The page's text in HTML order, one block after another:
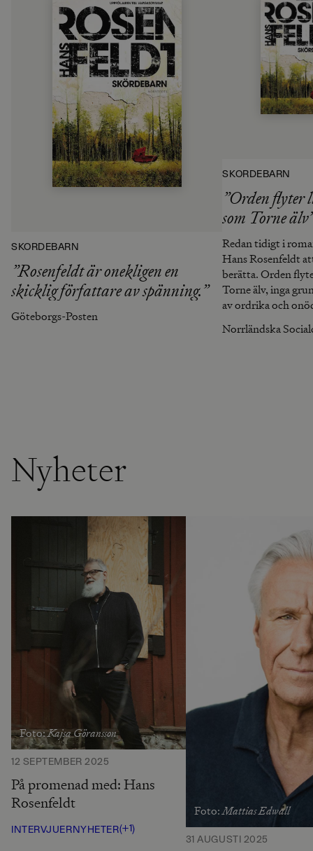
SKÖRDEBARN
”Rosenfeldt är onekligen en
skicklig författare av spänning.”
Göteborgs-Posten
SKÖRDEBARN
”Orden
som Torne
Redan tidigt i
Hans Rosenfeldt
berätta. Orden
Torne älv, inga
av ordrika och
miljöskildringar.
Haparanda och
Norrländska
Nyheter
Foto:Kajsa Göransson
12 SEPTEMBER 2025
På promenad med: Hans
Rosenfeldt
INTERVJUER NYHETER(+1)
Foto:Mattias Edwall
31 AUGUSTI 2025